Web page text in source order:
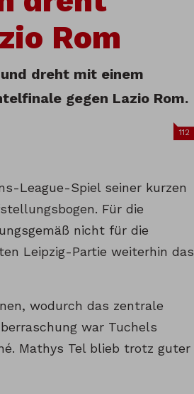
Rom
dreht mit einem
gegen Lazio Rom.
112
League-Spiel seiner kurzen
Für die
nicht für die
Leipzig-Partie weiterhin das
wodurch das zentrale
war Tuchels
Mathys Tel blieb trotz guter